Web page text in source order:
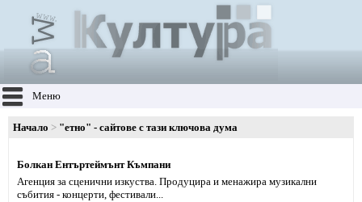
Меню
Начало "етно" - сайтове с тази ключова дума
Болкан Ентъртеймънт Къмпани
Агенция за сценични изкуства. Продуцира и менажира музикални
събития - концерти, фестивали...